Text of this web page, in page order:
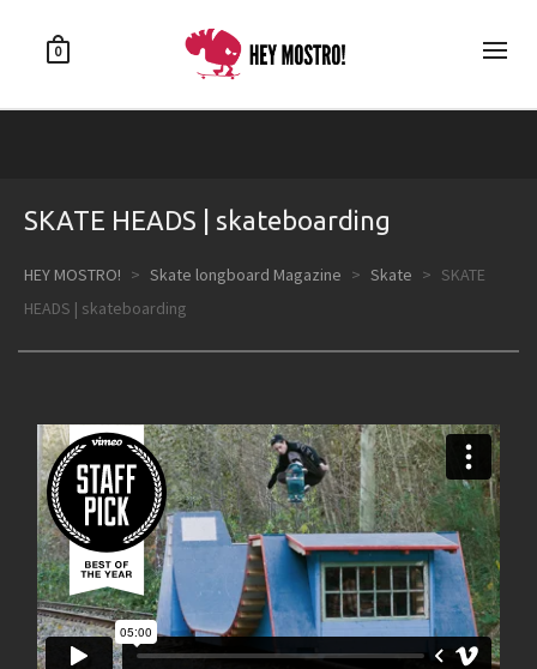
0
SKATE HEADS | skateboarding
HEY MOSTRO! > Skate longboard Magazine > Skate > SKATE
HEADS | skateboarding